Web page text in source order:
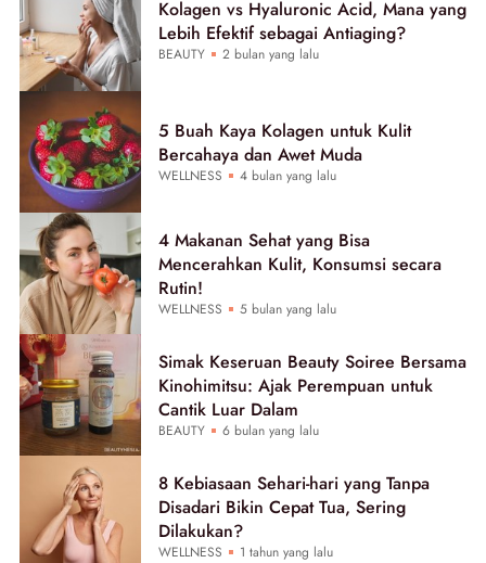
Kolagen vs Hyaluronic Acid, Mana yang
Lebih Efektif sebagai Antiaging?
BEAUTY 2 bulan yang lalu
5 Buah Kaya Kolagen untuk Kulit
Bercahaya dan Awet Muda
WELLNESS 4 bulan yang lalu
4 Makanan Sehat yang Bisa
Mencerahkan Kulit, Konsumsi secara
Rutin!
WELLNESS 5 bulan yang lalu
Simak Keseruan Beauty Soiree Bersama
Kinohimitsu: Ajak Perempuan untuk
Cantik Luar Dalam
BEAUTY 6 bulan yang lalu
8 Kebiasaan Sehari-hari yang Tanpa
Disadari Bikin Cepat Tua, Sering
Dilakukan?
WELLNESS 1 tahun yang lalu